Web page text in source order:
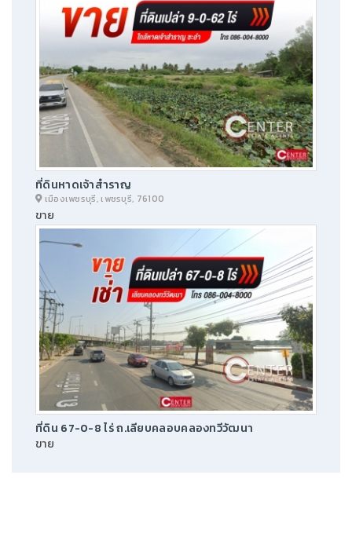
ที่ดินหาดเจ้าสำราญ
เมืองเพชรบุรี, เพชรบุรี, 76100
ขาย
ที่ดิน 67-0-8 ไร่ ถ.เลียบคลอบคลองทวีวัฒนา
ขาย